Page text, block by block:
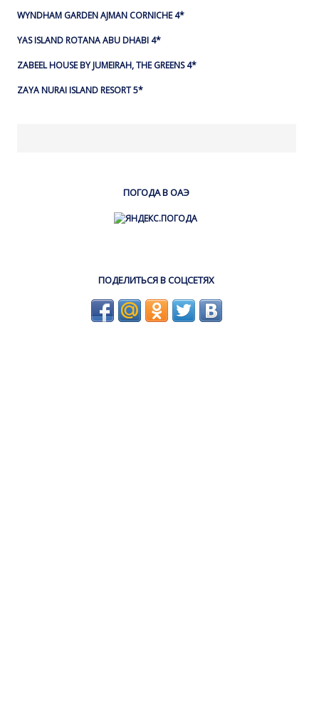
WYNDHAM GARDEN AJMAN CORNICHE 4*
YAS ISLAND ROTANA ABU DHABI 4*
ZABEEL HOUSE BY JUMEIRAH, THE GREENS 4*
ZAYA NURAI ISLAND RESORT 5*
ПОГОДА В ОАЭ
ПОДЕЛИТЬСЯ В СОЦСЕТЯХ